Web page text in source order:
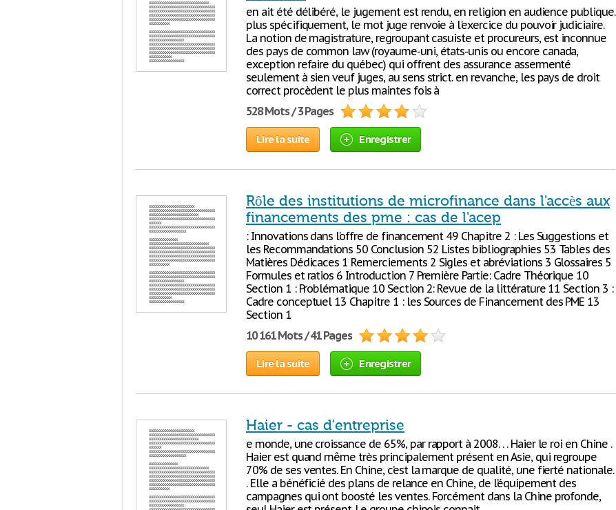
en ait été délibéré, le jugement est rendu, en religion en audience publique.
plus spécifiquement, le mot juge renvoie à l'exercice du pouvoir judiciaire.
La notion de magistrature, regroupant casuiste et procureurs, est inconnue
des pays de common law (royaume-uni, états-unis ou encore canada,
exception refaire du québec) qui offrent des assurance assermenté
seulement à sien veuf juges, au sens strict. en revanche, les pays de droit
correct procèdent le plus maintes fois à
528 Mots / 3 Pages
Lire la suite Enregistrer
Rôle des institutions de microfinance dans l'accès aux
financements des pme : cas de l'acep
: Innovations dans l’offre de financement 49 Chapitre 2 : Les Suggestions et
les Recommandations 50 Conclusion 52 Listes bibliographies 53 Tables des
Matières Dédicaces 1 Remerciements 2 Sigles et abréviations 3 Glossaires 5
Formules et ratios 6 Introduction 7 Première Partie: Cadre Théorique 10
Section 1 : Problématique 10 Section 2: Revue de la littérature 11 Section 3 :
Cadre conceptuel 13 Chapitre 1 : les Sources de Financement des PME 13
Section 1
10 161 Mots / 41 Pages
Lire la suite Enregistrer
Haier - cas d'entreprise
e monde, une croissance de 65%, par rapport à 2008. . . Haier le roi en Chine .
Haier est quand même très principalement présent en Asie, qui regroupe
70% de ses ventes. En Chine, c’est la marque de qualité, une fierté nationale.
. Elle a bénéficié des plans de relance en Chine, de l’équipement des
campagnes qui ont boosté les ventes. Forcément dans la Chine profonde,